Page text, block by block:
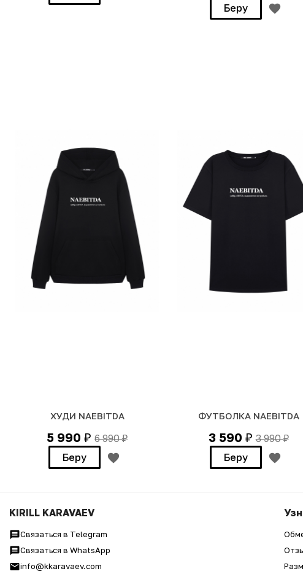
Беру
ХУДИ NAEBITDA
5 990₽ 6 990₽
Беру
ФУТБОЛКА NAEBITDA
3 590 ₽ 3 990₽
Беру
KIRILL KARAVAEV
Связаться в Telegram
Связаться в WhatsApp
info@kkaravaev.com